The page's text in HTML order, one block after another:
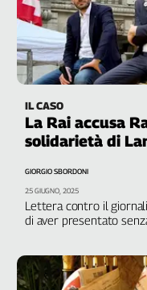
IL CASO
La Rai accusa
solidarietà di
Lettera contro il
di aver presentato
GIORGIO SBORDONI
25 GIUGNO, 2025